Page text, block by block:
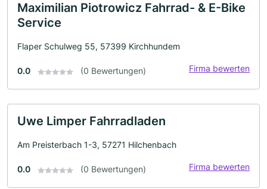
Maximilian Piotrowicz Fahrrad- & E-Bike
Service
Flaper Schulweg 55, 57399 Kirchhundem
0.0 (0 Bewertungen) Firma bewerten
Uwe Limper Fahrradladen
Am Preisterbach 1-3, 57271 Hilchenbach
0.0 (0 Bewertungen) Firma bewerten